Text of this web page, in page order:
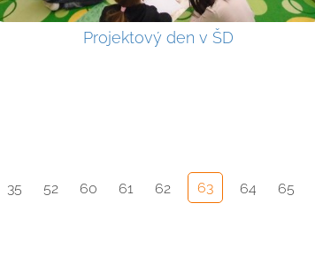
Projektový den v ŠD
35 52 60 61 62 63 64 65